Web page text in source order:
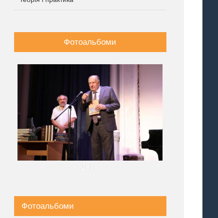
Фотоальбоми
2018
Фотоальбоми